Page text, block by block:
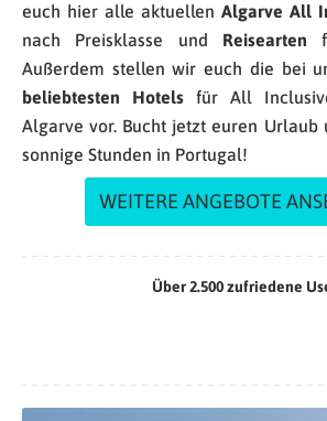
euch hier alle aktuellen Algarve All
nach Preisklasse und Reisearten
Außerdem stellen wir euch die bei
beliebtesten Hotels für All
Algarve vor. Bucht jetzt euren Urlaub
sonnige Stunden in Portugal!
WEITERE ANGEBOTE
Über 2.500 zufriedene